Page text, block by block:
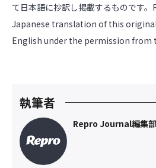
て日本語に抄訳し掲載するものです
Japanese translation of this
English under the permission from
執筆者
Repro Journal編集部